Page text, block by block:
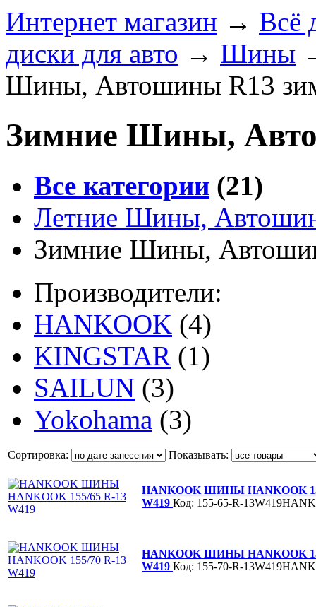
Интернет магазин → Всё
диски для авто → Шины
Шины, Автошины R13
Зимние Шины,
Все категории (21)
Летние Шины,
Зимние Шины,
Производители:
HANKOOK (4)
KINGSTAR (1)
SAILUN (3)
Yokohama (3)
Сортировка: Показывать:
HANKOOK ШИНЫ HANKOOK
W419 Код: 155-65-R-
HANKOOK ШИНЫ HANKOOK
W419 Код: 155-70-R-